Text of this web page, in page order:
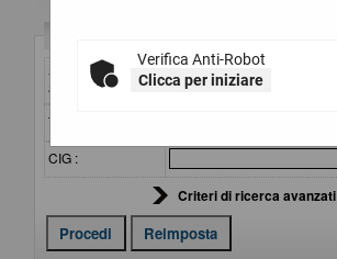
Verifica Anti-Robot
Clicca per iniziare
Stazione
appaltante :
Titolo :
CIG :
Criteri di ricerca avanzati